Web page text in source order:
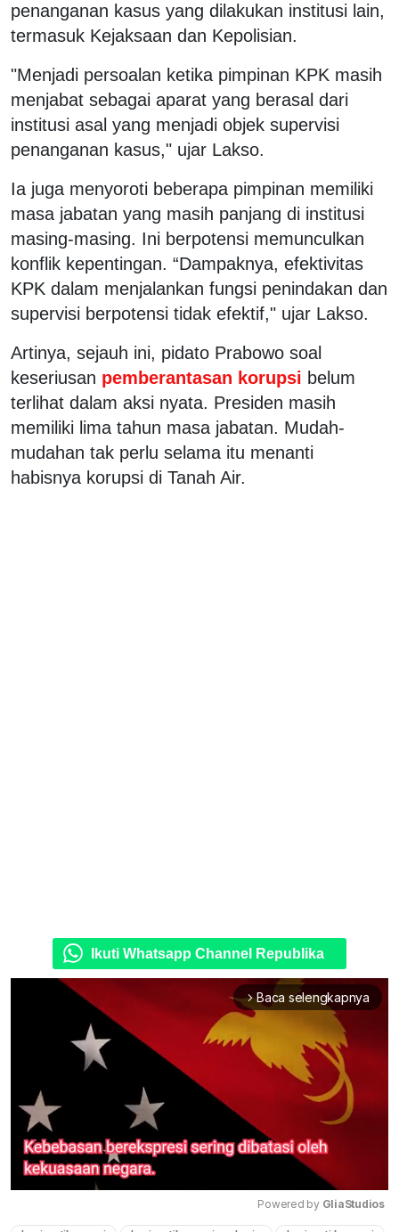
penanganan kasus yang dilakukan institusi lain,
termasuk Kejaksaan dan Kepolisian.
"Menjadi persoalan ketika pimpinan KPK masih
menjabat sebagai aparat yang berasal dari
institusi asal yang menjadi objek supervisi
penanganan kasus," ujar Lakso.
Ia juga menyoroti beberapa pimpinan memiliki
masa jabatan yang masih panjang di institusi
masing-masing. Ini berpotensi memunculkan
konflik kepentingan. “Dampaknya, efektivitas
KPK dalam menjalankan fungsi penindakan dan
supervisi berpotensi tidak efektif," ujar Lakso.
Artinya, sejauh ini, pidato Prabowo soal
keseriusan pemberantasan korupsi belum
terlihat dalam aksi nyata. Presiden masih
memiliki lima tahun masa jabatan. Mudah-
mudahan tak perlu selama itu menanti
habisnya korupsi di Tanah Air.
Ikuti Whatsapp Channel Republika
arrow_forward_ios Baca selengkapnya
Powered by GliaStudios